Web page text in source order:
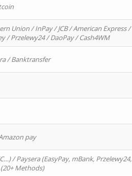
Union / InPay / JCB / American Express /
/ Przelewy24 / DaoPay / Cash4WM
/ Banktransfer
pay
/ Paysera (EasyPay, mBank, Przelewy24,
Methods)